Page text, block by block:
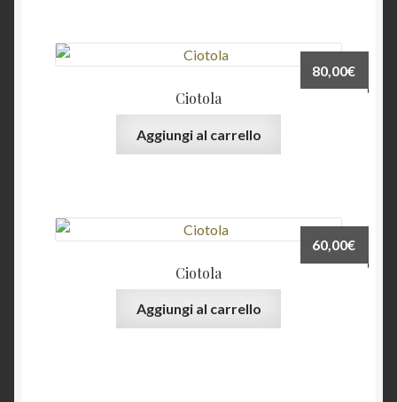
Ciotola
80,00€
Aggiungi al carrello
Ciotola
60,00€
Aggiungi al carrello